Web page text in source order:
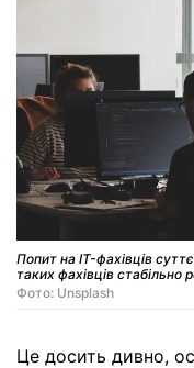
Попит на IT-фахівців
таких фахівців стабільно
Фото: Unsplash
Це досить дивно,